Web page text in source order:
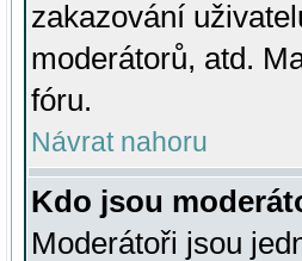
zakazování
moderátorů, atd.
fóru.
Návrat nahoru
Kdo jsou
Moderátoři jsou